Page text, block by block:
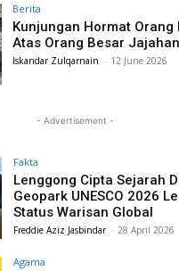
Berita
Kunjungan Hormat Orang
Atas Orang Besar
Iskandar Zulqarnain - 12 June 2026
- Advertisement -
Fakta
Lenggong Cipta Sejarah
Geopark UNESCO 2026
Status Warisan Global
Freddie Aziz Jasbindar - 28 April 2026
Agama